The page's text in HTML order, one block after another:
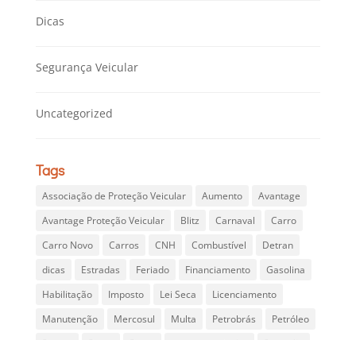
Dicas
Segurança Veicular
Uncategorized
Tags
Associação de Proteção Veicular Aumento
Avantage
Avantage Proteção Veicular
Blitz Carnaval
Carro
Carro Novo
Carros CNH Combustível
Detran
dicas
Estradas Feriado Financiamento
Gasolina
Habilitação
Imposto Lei Seca
Licenciamento
Manutenção
Mercosul Multa Petrobrás
Petróleo